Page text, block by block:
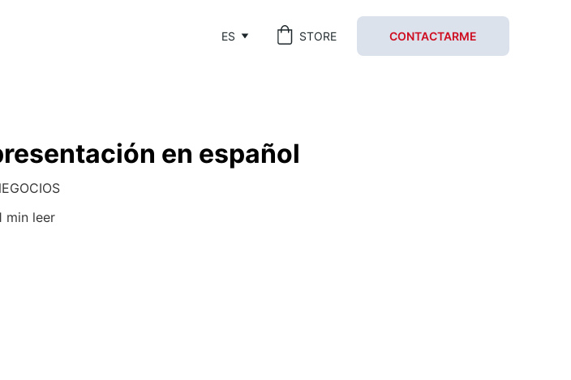
ES STORE CONTACTARME
en español
min leer